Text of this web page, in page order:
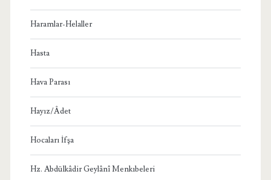
Haramlar-Helaller
Hasta
Hava Parası
Hayız/Âdet
Hocaları İfşa
Hz. Abdülkâdir Geylânî Menkıbeleri